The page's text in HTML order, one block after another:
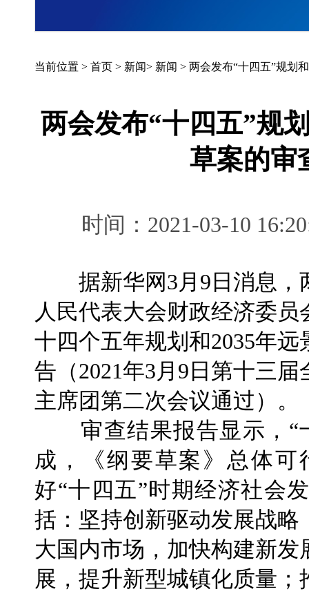
当前位置 > 首页 > 新闻> 新闻 > 两会发布“十四五”规划
两会发布“十四五”规
草案的审
时间：2021-03-10
据新华网3月9日消息，
人民代表大会财政经济委
十四个五年规划和2035年
告（2021年3月9日第十三
主席团第二次会议通过）。
审查结果报告显示，“
成，《纲要草案》总体
好“十四五”时期经济社会
括：坚持创新驱动发展战
大国内市场，加快构建新
展，提升新型城镇化质量